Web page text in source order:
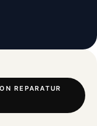
REPARATUR